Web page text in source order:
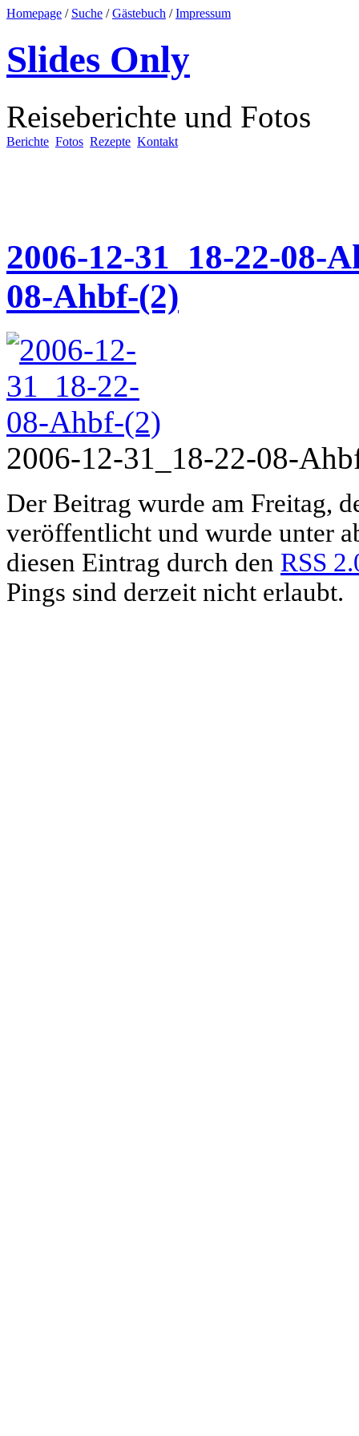
Homepage / Suche /Gästebuch /Impressum
Slides Only
Reiseberichte und Fotos
Berichte Fotos Rezepte Kontakt
2006-12-31_18-22-08-
08-Ahbf-(2)
2006-12-31_18-22-08-
Der Beitrag wurde am Freitag,
veröffentlicht und wurde unter
diesen Eintrag durch den RSS
Pings sind derzeit nicht erlaubt.